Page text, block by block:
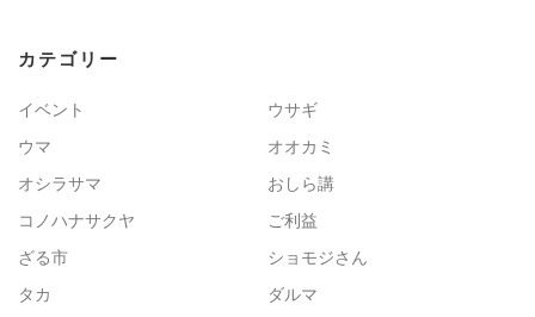
カテゴリー
イベント
ウサギ
ウマ
オオカミ
オシラサマ
おしら講
コノハナサクヤ
ご利益
ざる市
ショモジさん
タカ
ダルマ